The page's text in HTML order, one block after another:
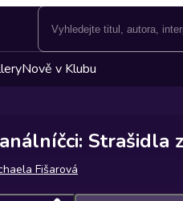
Nově v Klubu
Strašidla
Fišarová